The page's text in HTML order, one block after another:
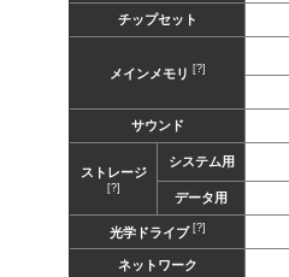
チップセット
メインメモリ [?]
サウンド
ストレージ
[?]
システム用
データ用
光学ドライブ[?]
ネットワーク